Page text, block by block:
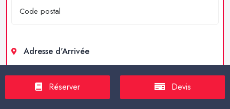
Adresse d'Arrivée
Réserver Devis